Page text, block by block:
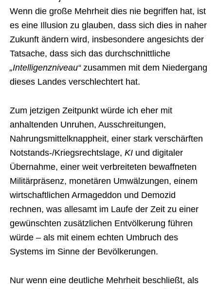
Wenn die große Mehrheit dies nie begriffen hat, ist
es eine Illusion zu glauben, dass sich dies in naher
Zukunft ändern wird, insbesondere angesichts der
Tatsache, dass sich das durchschnittliche
„Intelligenzniveau“zusammen mit dem Niedergang
dieses Landes verschlechtert hat.
Zum jetzigen Zeitpunkt würde ich eher mit
anhaltenden Unruhen, Ausschreitungen,
Nahrungsmittelknappheit, einer stark verschärften
Notstands-/Kriegsrechtslage, KI und digitaler
Übernahme, einer weit verbreiteten bewaffneten
Militärpräsenz, monetären Umwälzungen, einem
wirtschaftlichen Armageddon und Demozid
rechnen, was allesamt im Laufe der Zeit zu einer
gewünschten zusätzlichen Entvölkerung führen
würde – als mit einem echten Umbruch des
Systems im Sinne der Bevölkerungen.
Nur wenn eine deutliche Mehrheit beschließt, als